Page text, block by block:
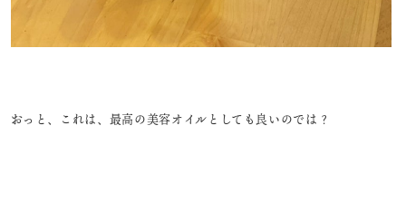
おっと、これは、最高の美容オイルとしても良いのでは？